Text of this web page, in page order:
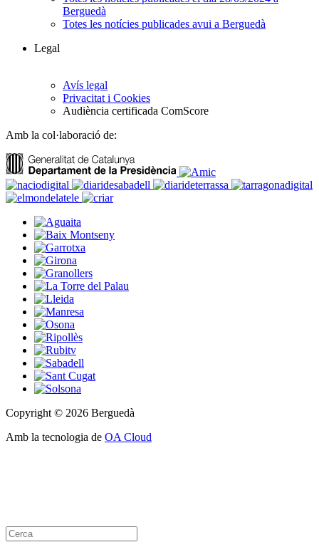
Berguedà
Totes les notícies publicades avui a Berguedà
Legal
Avís legal
Privacitat i Cookies
Audiència certificada ComScore
Amb la col·laboració de:
Copyright © 2026 Berguedà
Amb la tecnologia de OA Cloud